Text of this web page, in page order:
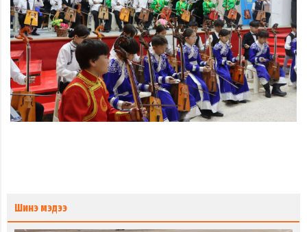
Шинэ мэдээ